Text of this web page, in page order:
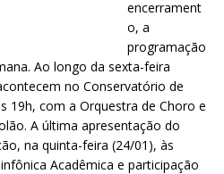
encerrament
o, a
programação
Ao longo da sexta-feira
no Conservatório de
19h, com a Orquestra de Choro e
A última apresentação do
na quinta-feira (24/01), às
Acadêmica e participação